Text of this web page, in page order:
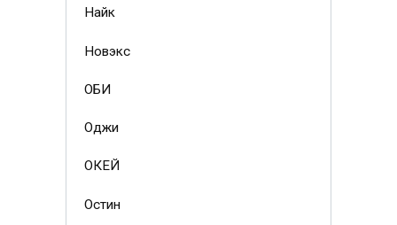
Найк
Новэкс
ОБИ
Оджи
ОКЕЙ
Остин